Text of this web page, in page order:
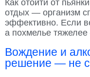
Как отойти от
отдых — организм
эффективно. Если
а похмелье тяжелее
Вождение и
решение — не